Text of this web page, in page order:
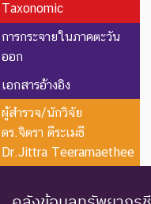
Taxonomic
การกระจายในภาคตะวัน
ออก
เอกสารอ้างอิง
ผู้สำรวจ/นักวิจัย
ดร.จิตรา ตีระเมธี
Dr.Jittra Teeramaethee